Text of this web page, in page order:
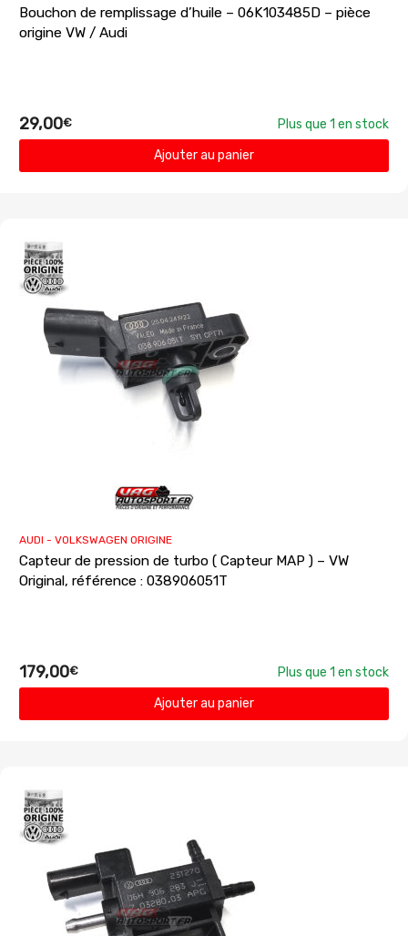
Bouchon de remplissage d’huile – 06K103485D – pièce
origine VW / Audi
29,00€
Plus que 1 en stock
Ajouter au panier
AUDI - VOLKSWAGEN ORIGINE
Capteur de pression de turbo ( Capteur MAP ) – VW
Original, référence : 038906051T
179,00€
Plus que 1 en stock
Ajouter au panier